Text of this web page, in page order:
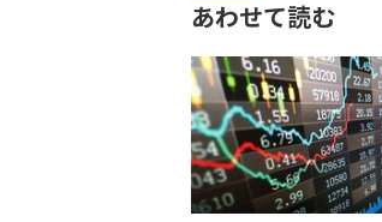
あわせて読む